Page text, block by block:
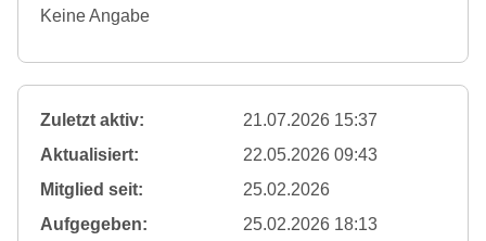
Keine Angabe
Zuletzt aktiv:
21.07.2026 15:37
Aktualisiert:
22.05.2026 09:43
Mitglied seit:
25.02.2026
Aufgegeben:
25.02.2026 18:13